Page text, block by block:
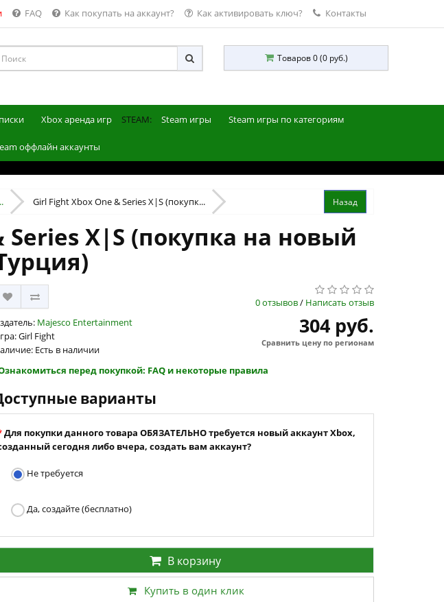
FAQ Как покупать на аккаунт? Как активировать ключ? Контакты
Товаров 0 (0 руб.)
Xbox аренда игр STEAM: Steam игры Steam игры по категориям
оффлайн аккаунты
Girl Fight Xbox One & Series X|S (покупк...
Series X|S (покупка на новый
0 отзывов/ Написать отзыв
Majesco Entertainment
Girl Fight
Есть в наличии
304 руб.
Сравнить цену по регионам
перед покупкой: FAQ и некоторые правила
варианты
Для покупки данного товара ОБЯЗАТЕЛЬНО требуется новый аккаунт Xbox,
сегодня либо вчера, создать вам аккаунт?
Не требуется
Да, создайте (бесплатно)
В корзину
Купить в один клик